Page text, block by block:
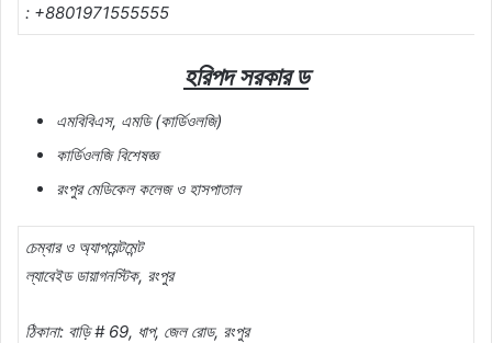
: +8801971555555
হরিপদ সরকার ড
এমবিবিএস, এমডি (কার্ডিওলজি)
কার্ডিওলজি বিশেষজ্ঞ
রংপুর মেডিকেল কলেজ ও হাসপাতাল
চেম্বার ও অ্যাপয়েন্টমেন্ট
ল্যাবেইড ডায়াগনস্টিক, রংপুর
ঠিকানা: বাড়ি # 69, ধাপ, জেল রোড, রংপুর